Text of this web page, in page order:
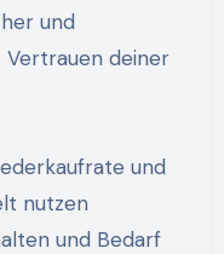
und
deiner
und
nutzen
und Bedarf